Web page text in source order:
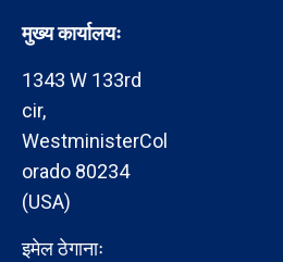
मुख्य कार्यालयः
1343 W 133rd
cir,
WestministerCol
orado 80234
(USA)
इमेल ठेगानाः